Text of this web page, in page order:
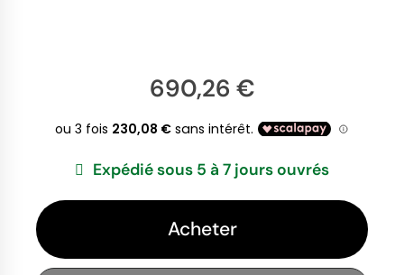
690,26 €
Expédié sous 5 à 7 jours ouvrés
Acheter